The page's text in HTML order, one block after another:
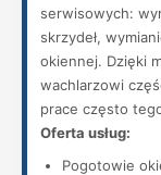
serwisowych:
skrzydeł,
okiennej. Dzięki
wachlarzowi
prace często
Oferta usług:
Pogotowie